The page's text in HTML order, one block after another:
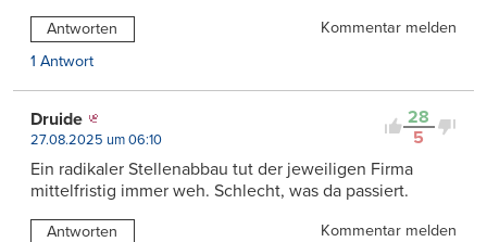
Antworten
Kommentar melden
1 Antwort
28
5
Druide
27.08.2025 um 06:10
Ein radikaler Stellenabbau tut der jeweiligen Firma
mittelfristig immer weh. Schlecht, was da passiert.
Antworten Kommentar melden